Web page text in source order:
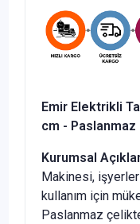
Emir Elektrikli
cm -
Kurumsal
Makinesi,
kullanım için
Paslanmaz